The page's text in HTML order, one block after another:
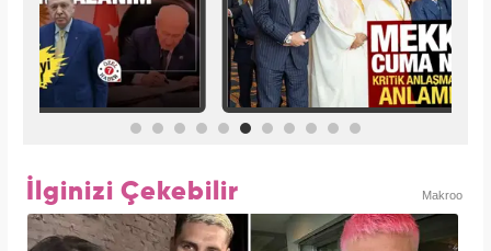
İlginizi Çekebilir Makroo